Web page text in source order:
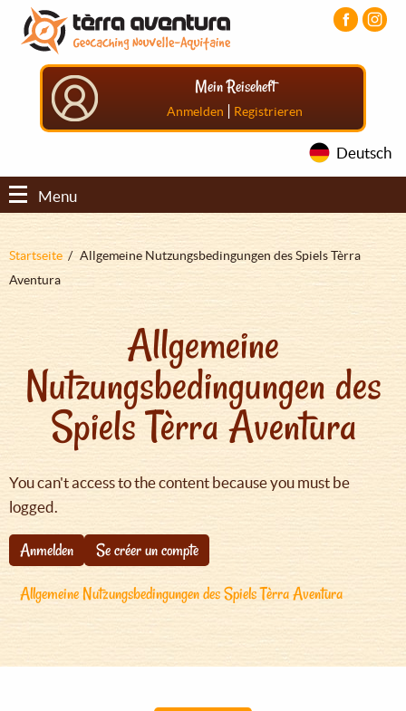
Direkt
zum
Inhalt
Aller
menu
principal
Aller
pied
Mein Reiseheft
Anmelden | Registrieren
Deutsch
Menu
Pfadnavigation
Startseite
Allgemeine Nutzungsbedingungen des Spiels Tèrra
Aventura
Allgemeine
Nutzungsbedingungen des
Spiels Tèrra Aventura
You can't access to the content because you must be
logged.
Anmelden
Se créer un compte
Allgemeine Nutzungsbedingungen des Spiels Tèrra Aventura